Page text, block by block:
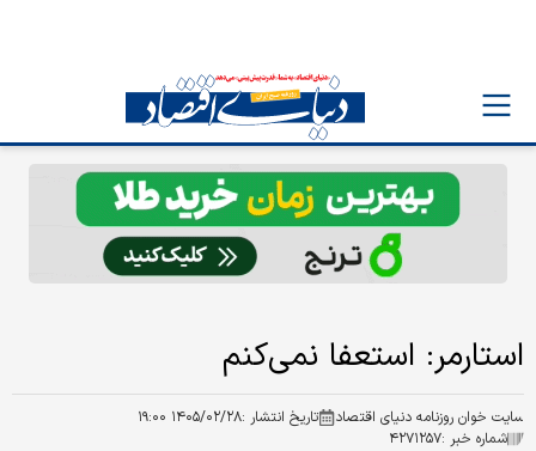
استارمر: استعفا نمی‌کنم
سایت خوان روزنامه دنیای اقتصاد تاریخ انتشار :۱۴۰۵/۰۲/۲۸ ۱۹:۰۰
شماره خبر :۴۲۷۱۲۵۷